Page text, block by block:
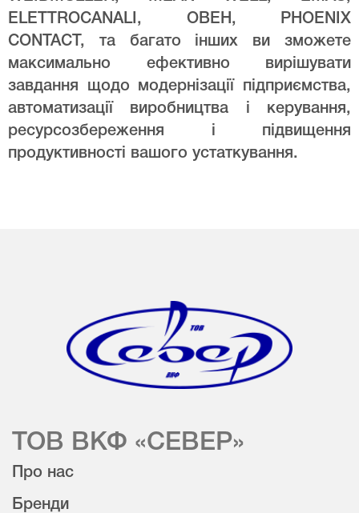
ELETTROCANALI, ОВЕН, PHOENIX
CONTACT, та багато інших ви зможете
максимально ефективно вирішувати
завдання щодо модернізації підприємства,
автоматизації виробництва і керування,
ресурсозбереження і підвищення
продуктивності вашого устаткування.
ТОВ ВКФ «СЕВЕР»
Про нас
Бренди